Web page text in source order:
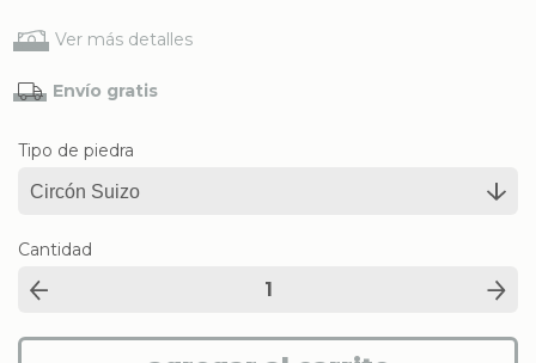
Ver más detalles
Envío gratis
Tipo de piedra
Cantidad